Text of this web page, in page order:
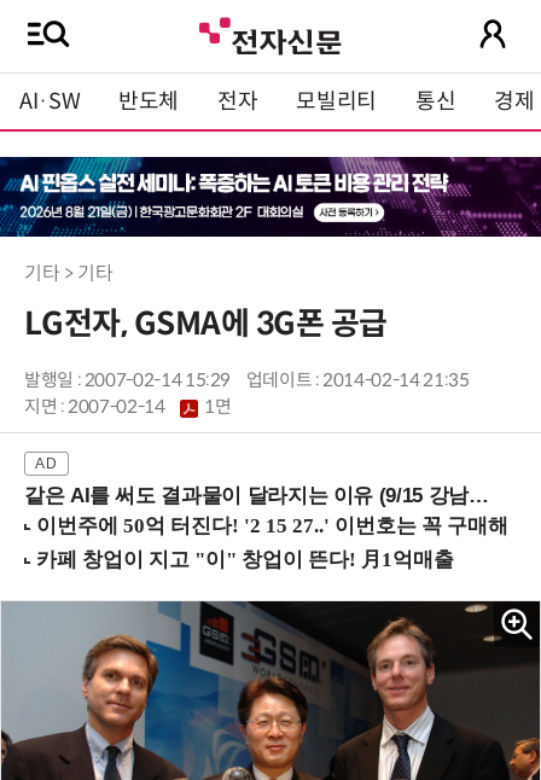
AI·SW 반도체 전자 모빌리티 통신 경제
기타 > 기타
LG전자, GSMA에 3G폰 공급
발행일 : 2007-02-14 15:29
업데이트 : 2014-02-14 21:35
지면 :2007-02-14 1면
같은 AI를 써도 결과물이 달라지는 이유 (9/15 강남역)